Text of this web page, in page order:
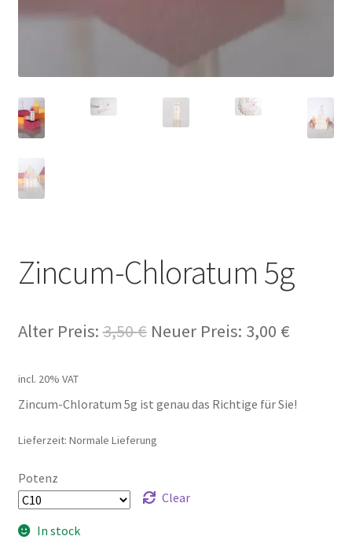
Zincum-Chloratum 5g
Alter Preis: 3,50€ Neuer Preis: 3,00 €
incl. 20% VAT
Zincum-Chloratum 5g ist genau das Richtige für Sie!
Lieferzeit: Normale Lieferung
Potenz
Clear
In stock